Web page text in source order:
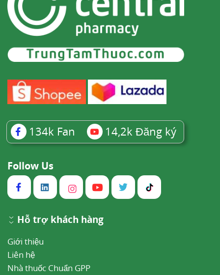
134k Fan 14,2k Đăng ký
Follow Us
Hỗ trợ khách hàng
Giới thiệu
Liên hệ
Nhà thuốc Chuẩn GPP